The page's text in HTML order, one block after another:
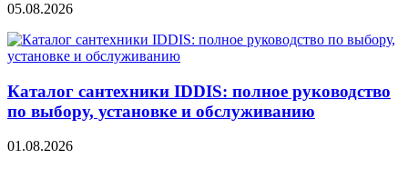
05.08.2026
Каталог сантехники IDDIS: полное руководство
по выбору, установке и обслуживанию
01.08.2026